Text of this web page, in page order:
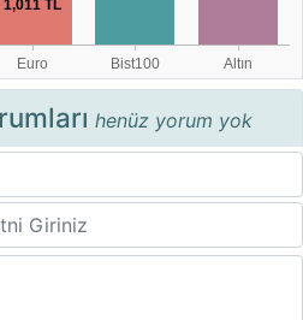
henüz yorum yok